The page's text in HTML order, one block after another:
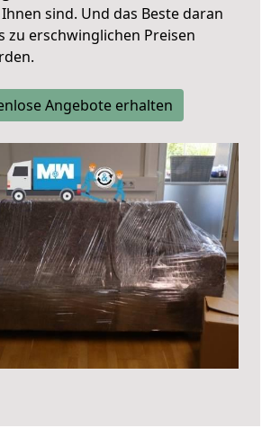
sind. Und das Beste daran
zu erschwinglichen Preisen
Angebote erhalten